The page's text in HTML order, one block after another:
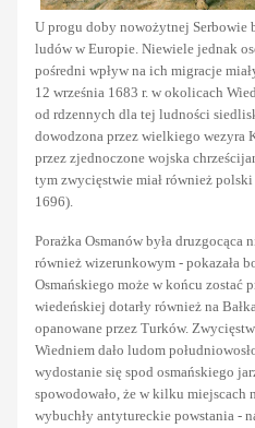
U progu doby nowożytnej
ludów w Europie. Niewiele jednak
pośredni wpływ na ich migracje
12 września 1683 r. w okolicach
od rdzennych dla tej ludności
dowodzona przez wielkiego wezyra
przez zjednoczone wojska
tym zwycięstwie miał również
1696).
Porażka Osmanów była
również wizerunkowym - pokazała
Osmańskiego może w końcu zostać
wiedeńskiej dotarły również na
opanowane przez Turków.
Wiedniem dało ludom
wydostanie się spod osmańskiego
spowodowało, że w kilku miejscach
wybuchły antytureckie powstania -